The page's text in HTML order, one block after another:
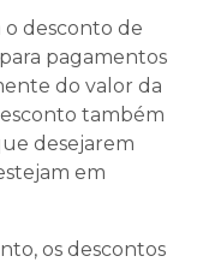
o desconto de
pagamentos
do valor da
também
desejarem
em
os descontos